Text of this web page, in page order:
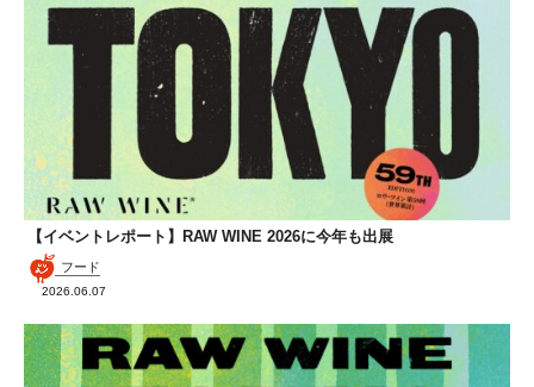
【イベントレポート】RAW WINE 2026に今年も出展
フード
2026.06.07